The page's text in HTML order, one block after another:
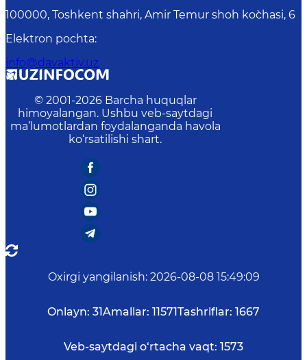
100000, Toshkent shahri, Amir Temur shoh ko`chasi, 6
Elektron pochta:
info@davaktiv.uz
© 2001-2026 Barcha huquqlar
himoyalangan. Ushbu veb-saytdagi
ma’lumotlardan foydalanganda havola
ko‘rsatilishi shart.
Oxirgi yangilanish: 2026-08-08 15:49:09
Onlayn: 31Amallar: 11571Tashriflar: 1667
Veb-saytdagi o‘rtacha vaqt: 1573